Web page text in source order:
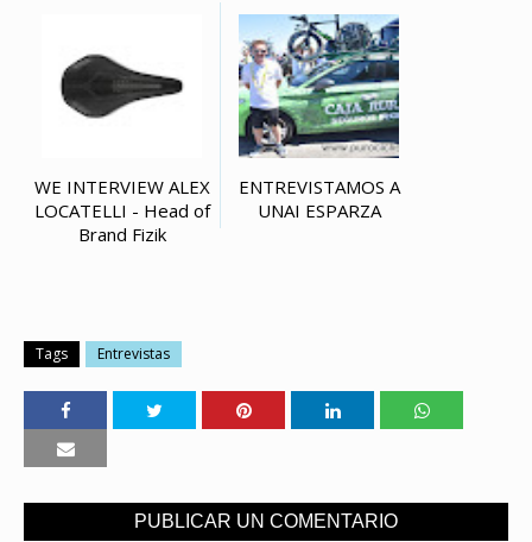
WE INTERVIEW ALEX
LOCATELLI - Head of
Brand Fizik
ENTREVISTAMOS A
UNAI ESPARZA
Tags Entrevistas
PUBLICAR UN COMENTARIO